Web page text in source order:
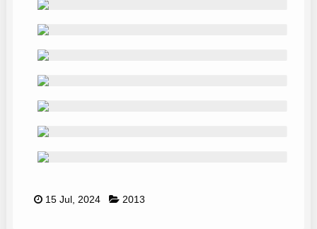
15 Jul, 2024 2013